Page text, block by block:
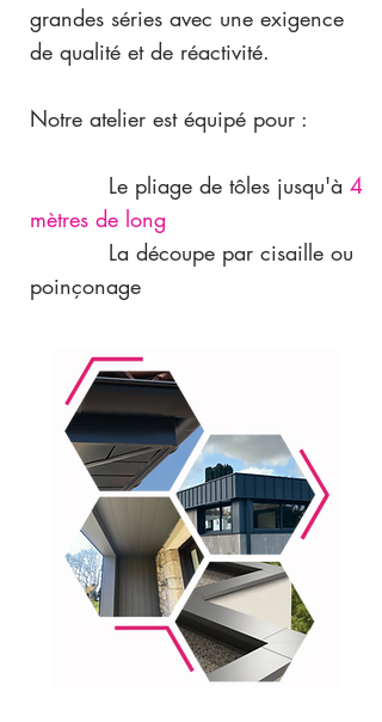
grandes séries avec une exigence
de qualité et de réactivité.
Notre atelier est équipé pour :
Le pliage de tôles jusqu'à 4
mètres de long
La découpe par cisaille ou
poinçonage